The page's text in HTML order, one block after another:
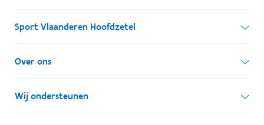
Sport Vlaanderen Hoofdzetel
Simon Bolivarlaan 17
1000 Brussel
Ondernemingsnummer: BE 0248.142.826
Over ons
Wie zijn we, wat doen we
Onze centra
Wij ondersteunen